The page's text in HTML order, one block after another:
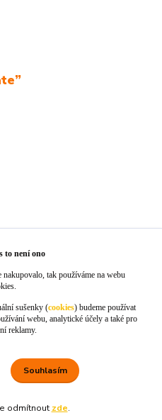
Eshop-rychle.cz
to není ono
tak používáme na webu
sušenky (cookies) budeme používat
webu, analytické účely a také pro
reklamy.
Souhlasím
odmítnout zde.
5. srpna
100 %★★★★★